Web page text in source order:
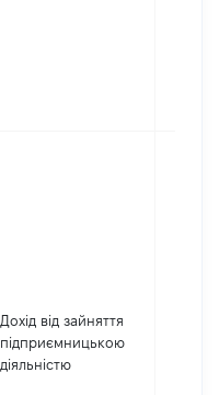
Дохід від зайняття
підприємницькою
діяльністю